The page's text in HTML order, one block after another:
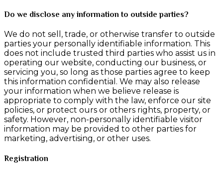
Do we disclose any information to outside parties?
We do not sell, trade, or otherwise transfer to outside
parties your personally identifiable information. This
does not include trusted third parties who assist us in
operating our website, conducting our business, or
servicing you, so long as those parties agree to keep
this information confidential. We may also release
your information when we believe release is
appropriate to comply with the law, enforce our site
policies, or protect ours or others rights, property, or
safety. However, non-personally identifiable visitor
information may be provided to other parties for
marketing, advertising, or other uses.
Registration